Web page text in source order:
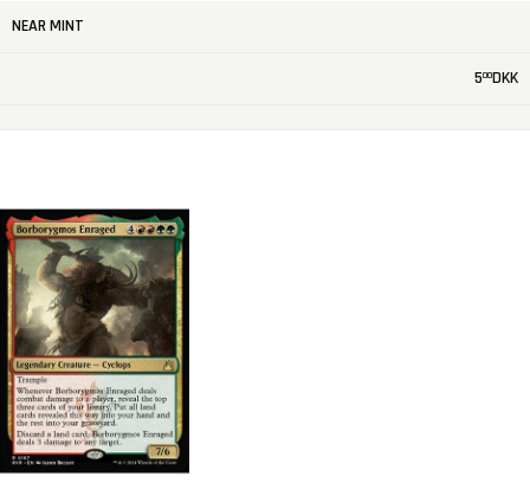
NEAR MINT
500DKK